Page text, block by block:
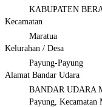
KABUPATEN
Kecamatan
Maratua
Kelurahan / Desa
Payung-Payung
Alamat Bandar Udara
BANDAR UDARA
Payung,